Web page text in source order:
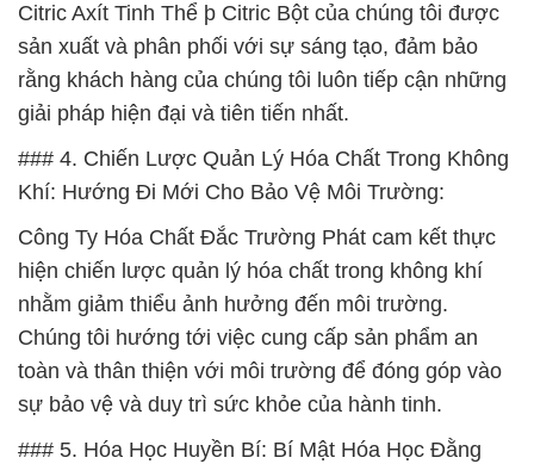
Citric Axít Tinh Thể þ Citric Bột của chúng tôi được
sản xuất và phân phối với sự sáng tạo, đảm bảo
rằng khách hàng của chúng tôi luôn tiếp cận những
giải pháp hiện đại và tiên tiến nhất.
### 4. Chiến Lược Quản Lý Hóa Chất Trong Không
Khí: Hướng Đi Mới Cho Bảo Vệ Môi Trường:
Công Ty Hóa Chất Đắc Trường Phát cam kết thực
hiện chiến lược quản lý hóa chất trong không khí
nhằm giảm thiểu ảnh hưởng đến môi trường.
Chúng tôi hướng tới việc cung cấp sản phẩm an
toàn và thân thiện với môi trường để đóng góp vào
sự bảo vệ và duy trì sức khỏe của hành tinh.
### 5. Hóa Học Huyền Bí: Bí Mật Hóa Học Đằng